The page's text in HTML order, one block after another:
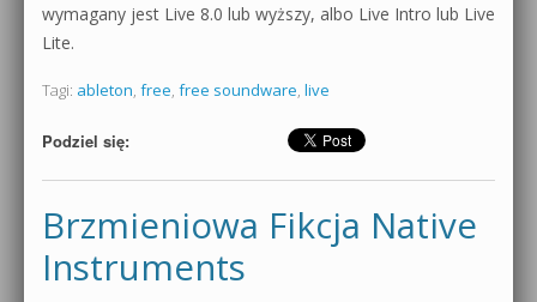
wymagany jest Live 8.0 lub wyższy, albo Live Intro lub Live
Lite.
Tagi: ableton, free, free soundware, live
Podziel się:
Brzmieniowa Fikcja Native
Instruments